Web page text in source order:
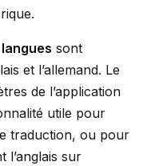
sont
et l’allemand. Le
de l’application
utile pour
traduction, ou pour
l’anglais sur